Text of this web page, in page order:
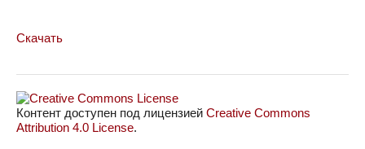
Скачать
Контент доступен под лицензией Creative Commons
Attribution 4.0 License.